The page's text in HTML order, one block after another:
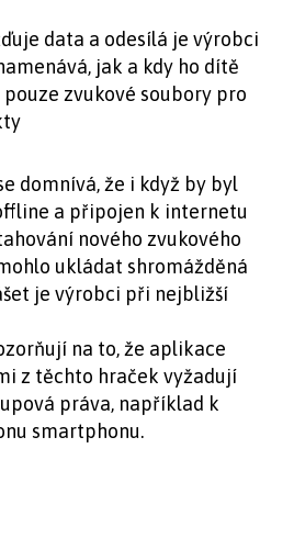
data a odesílá je výrobci
jak a kdy ho dítě
zvukové soubory pro
domnívá, že i když by byl
a připojen k internetu
nového zvukového
ukládat shromážděná
je výrobci při nejbližší
na to, že aplikace
z těchto hraček vyžadují
práva, například k
smartphonu.